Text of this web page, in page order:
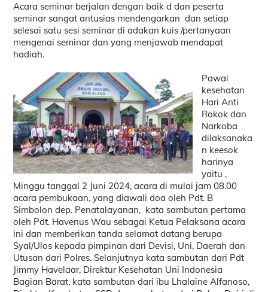
Acara seminar berjalan dengan baik d dan peserta
seminar sangat antusias mendengarkan dan setiap
selesai satu sesi seminar di adakan kuis /pertanyaan
mengenai seminar dan yang menjawab mendapat
hadiah.
Pawai
kesehatan
Hari Anti
Rokok dan
Narkoba
dilaksanaka
n keesok
harinya
yaitu ,
Minggu tanggal 2 Juni 2024, acara di mulai jam 08.00
acara pembukaan, yang diawali doa oleh Pdt. B
Simbolon dep. Penatalayanan, kata sambutan pertama
oleh Pdt. Havenus Wau sebagai Ketua Pelaksana acara
ini dan memberikan tanda selamat datang berupa
Syal/Ulos kepada pimpinan dari Devisi, Uni, Daerah dan
Utusan dari Polres. Selanjutnya kata sambutan dari Pdt
Jimmy Havelaar, Direktur Kesehatan Uni Indonesia
Bagian Barat, kata sambutan dari ibu Lhalaine Alfanoso,